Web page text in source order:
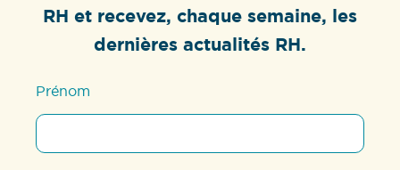
RH et recevez, chaque semaine, les
dernières actualités RH.
Prénom